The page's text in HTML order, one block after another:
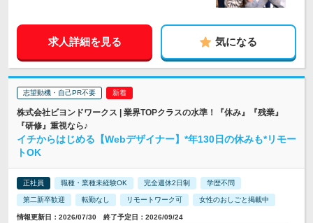
求人詳細を見る 気になる
志望動機・自己PR不要
株式会社ビヨンドワークス | 業界TOPクラスの水準！『休み』『残業』
『研修』重視なら♪
イチからはじめる【Webデザイナー】*年130日の休みも*リモー
トOK
正社員 職種・業種未経験OK 完全週休2日制 学歴不問
第二新卒歓迎 転勤なし リモートワーク可 女性のおしごと掲載中
情報更新日：2026/07/30 終了予定日：2026/09/24